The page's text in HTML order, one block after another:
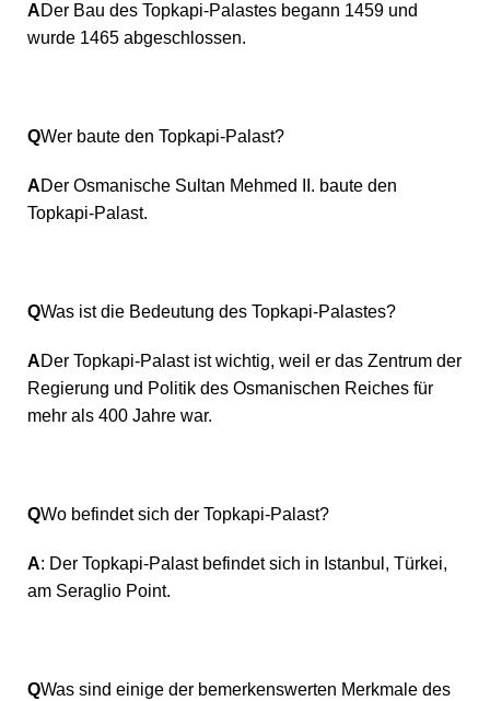
ADer Bau des Topkapi-Palastes begann 1459 und
wurde 1465 abgeschlossen.
QWer baute den Topkapi-Palast?
ADer Osmanische Sultan Mehmed II. baute den
Topkapi-Palast.
QWas ist die Bedeutung des Topkapi-Palastes?
ADer Topkapi-Palast ist wichtig, weil er das Zentrum der
Regierung und Politik des Osmanischen Reiches für
mehr als 400 Jahre war.
QWo befindet sich der Topkapi-Palast?
A: Der Topkapi-Palast befindet sich in Istanbul, Türkei,
am Seraglio Point.
QWas sind einige der bemerkenswerten Merkmale des